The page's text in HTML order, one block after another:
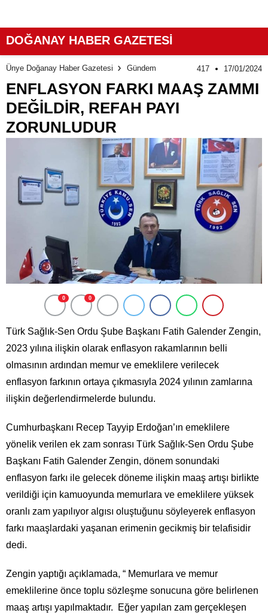
DOĞANAY HABER GAZETESİ
Ünye Doğanay Haber Gazetesi Gündem 417 17/01/2024
ENFLASYON FARKI MAAŞ ZAMMI
DEĞİLDİR, REFAH PAYI
ZORUNLUDUR
0 0
Türk Sağlık-Sen Ordu Şube Başkanı Fatih Galender Zengin,
2023 yılına ilişkin olarak enflasyon rakamlarının belli
olmasının ardından memur ve emeklilere verilecek
enflasyon farkının ortaya çıkmasıyla 2024 yılının zamlarına
ilişkin değerlendirmelerde bulundu.
Cumhurbaşkanı Recep Tayyip Erdoğan’ın emeklilere
yönelik verilen ek zam sonrası Türk Sağlık-Sen Ordu Şube
Başkanı Fatih Galender Zengin, dönem sonundaki
enflasyon farkı ile gelecek döneme ilişkin maaş artışı birlikte
verildiği için kamuoyunda memurlara ve emeklilere yüksek
oranlı zam yapılıyor algısı oluştuğunu söyleyerek enflasyon
farkı maaşlardaki yaşanan erimenin gecikmiş bir telafisidir
dedi.
Zengin yaptığı açıklamada, “ Memurlara ve memur
emeklilerine önce toplu sözleşme sonucuna göre belirlenen
maaş artışı yapılmaktadır. Eğer yapılan zam gerçekleşen